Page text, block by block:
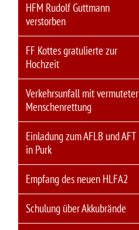
HFM Rudolf Guttmann
verstorben
FF Kottes gratulierte zur
Hochzeit
Verkehrsunfall mit vermuteter
Menschenrettung
Einladung zum AFLB und AFT
in Purk
Empfang des neuen HLFA2
Schulung über Akkubrände